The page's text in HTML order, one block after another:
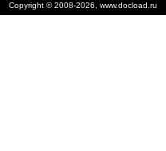
Copyright © 2008-2026, www.docload.ru